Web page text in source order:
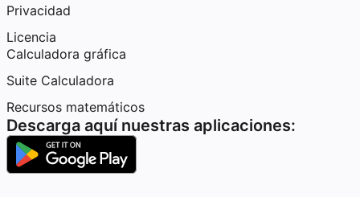
Privacidad
Licencia
Calculadora gráfica
Suite Calculadora
Recursos matemáticos
Descarga aquí nuestras aplicaciones: